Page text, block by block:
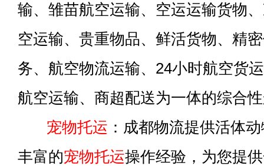
输、雏苗航空运输、空运运输货物
空运输、贵重物品、鲜活货物、精
务、航空物流运输、24小时航空货
航空运输、商超配送为一体的综合
宠物托运 ：成都物流提供活体
丰富的宠物托运操作经验，为您提